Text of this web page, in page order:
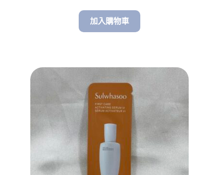
加入購物車